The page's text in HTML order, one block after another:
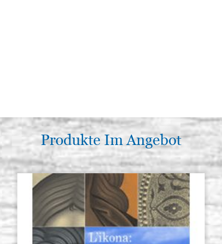
Produkte Im Angebot